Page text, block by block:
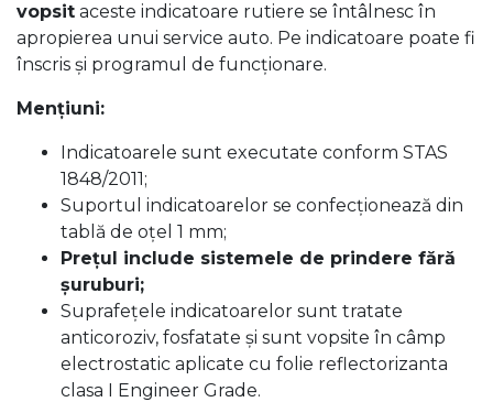
vopsit aceste indicatoare rutiere se întâlnesc în
apropierea unui service auto. Pe indicatoare poate fi
înscris și programul de funcționare.
Menţiuni:
Indicatoarele sunt executate conform STAS
1848/2011;
Suportul indicatoarelor se confecţionează din
tablă de oţel 1 mm;
Preţul include sistemele de prindere fără
şuruburi;
Suprafeţele indicatoarelor sunt tratate
anticoroziv, fosfatate şi sunt vopsite în câmp
electrostatic aplicate cu folie reflectorizanta
clasa I Engineer Grade.